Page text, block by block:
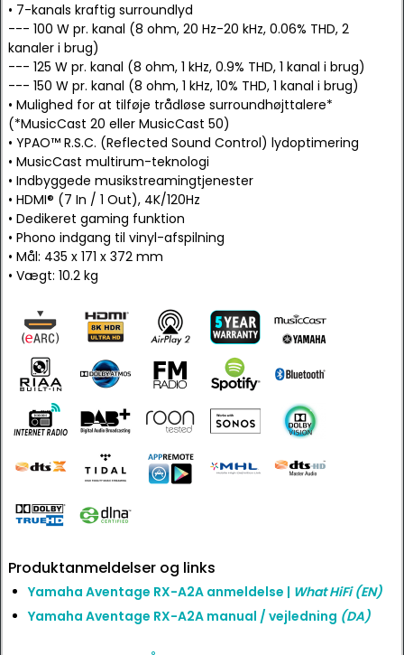
• 7-kanals kraftig surroundlyd
--- 100 W pr. kanal (8 ohm, 20 Hz-20 kHz, 0.06% THD, 2
kanaler i brug)
--- 125 W pr. kanal (8 ohm, 1 kHz, 0.9% THD, 1 kanal i brug)
--- 150 W pr. kanal (8 ohm, 1 kHz, 10% THD, 1 kanal i brug)
• Mulighed for at tilføje trådløse surroundhøjttalere*
(*MusicCast 20 eller MusicCast 50)
• YPAO™ R.S.C. (Reflected Sound Control) lydoptimering
• MusicCast multirum-teknologi
• Indbyggede musikstreamingtjenester
• HDMI® (7 In / 1 Out), 4K/120Hz
• Dedikeret gaming funktion
• Phono indgang til vinyl-afspilning
• Mål: 435 x 171 x 372 mm
• Vægt: 10.2 kg
Produktanmeldelser og links
Yamaha Aventage RX-A2A anmeldelse | What HiFi (EN)
Yamaha Aventage RX-A2A manual / vejledning (DA)